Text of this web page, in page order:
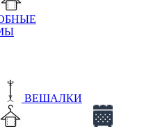
ВЕШАЛКИ